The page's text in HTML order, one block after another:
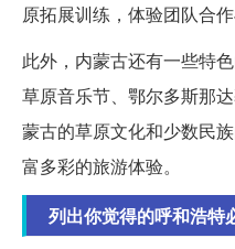
原拓展训练，体验团队合作
此外，内蒙古还有一些特
草原音乐节、鄂尔多斯那
蒙古的草原文化和少数民
富多彩的旅游体验。
列出你觉得的呼和浩特